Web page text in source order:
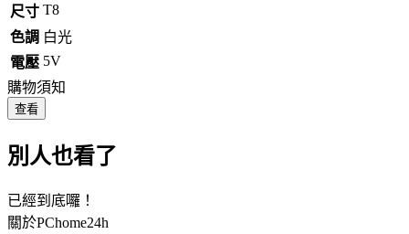
尺寸 T8
色調 白光
電壓 5V
購物須知
查看
別人也看了
已經到底囉！
關於PChome24h